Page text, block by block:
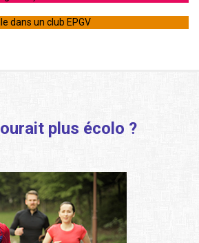
dans un club EPGV
plus écolo ?